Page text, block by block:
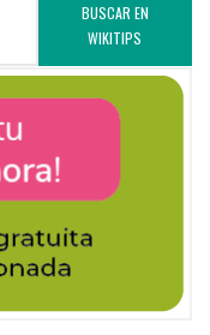
BUSCAR EN
WIKITIPS